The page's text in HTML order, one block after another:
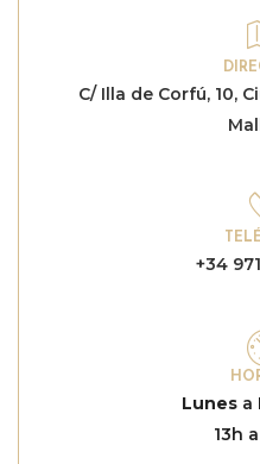
C/ Illa de Corfú, 10,
+34
Lunes a
13h